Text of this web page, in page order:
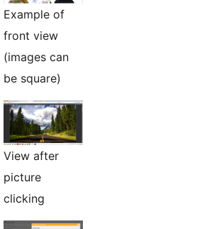
Example of
front view
(images can
be square)
View after
picture
clicking